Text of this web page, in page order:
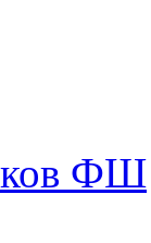
ФШ